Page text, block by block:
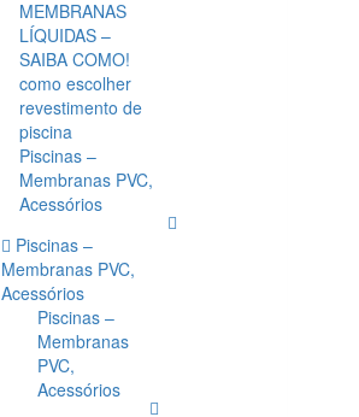
MEMBRANAS
LÍQUIDAS –
SAIBA COMO!
como escolher
revestimento de
piscina
Piscinas –
Membranas PVC,
Acessórios
Piscinas –
Membranas PVC,
Acessórios
Piscinas –
Membranas
PVC,
Acessórios